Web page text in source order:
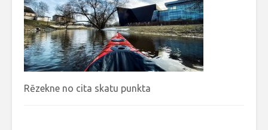
Rēzekne no cita skatu punkta